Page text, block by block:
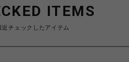
ITEMS
近チェックしたアイテム